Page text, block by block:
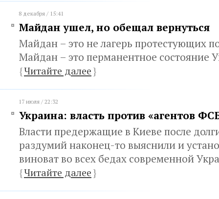
8 декабря / 15:41
Майдан ушел, но обещал вернуться
Майдан – это не лагерь протестующих
Майдан – это перманентное состояние
{Читайте далее}
17 июля / 22:32
Украина: власть против «агентов
Власти предержащие в Киеве после
раздумий наконец-то выяснили и
виноват во всех бедах современной
{Читайте далее}